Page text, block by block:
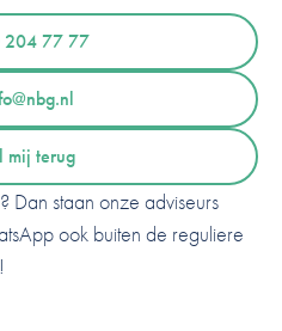
204 77 77
mij terug
Dan staan onze adviseurs
ook buiten de reguliere